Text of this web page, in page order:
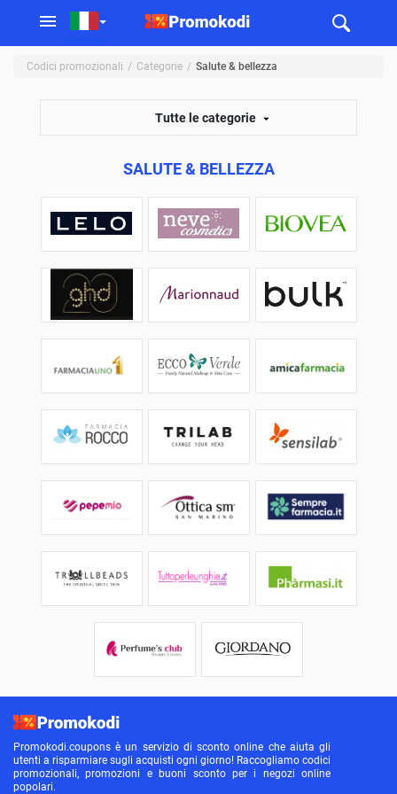
Codici promozionali Categorie Salute & bellezza
Tutte le categorie
SALUTE & BELLEZZA
Promokodi.coupons è un servizio di sconto online che aiuta gli
utenti a risparmiare sugli acquisti ogni giorno! Raccogliamo codici
promozionali, promozioni e buoni sconto per i negozi online
popolari.